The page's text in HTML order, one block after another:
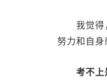
我觉得，
努力和自身
考不上